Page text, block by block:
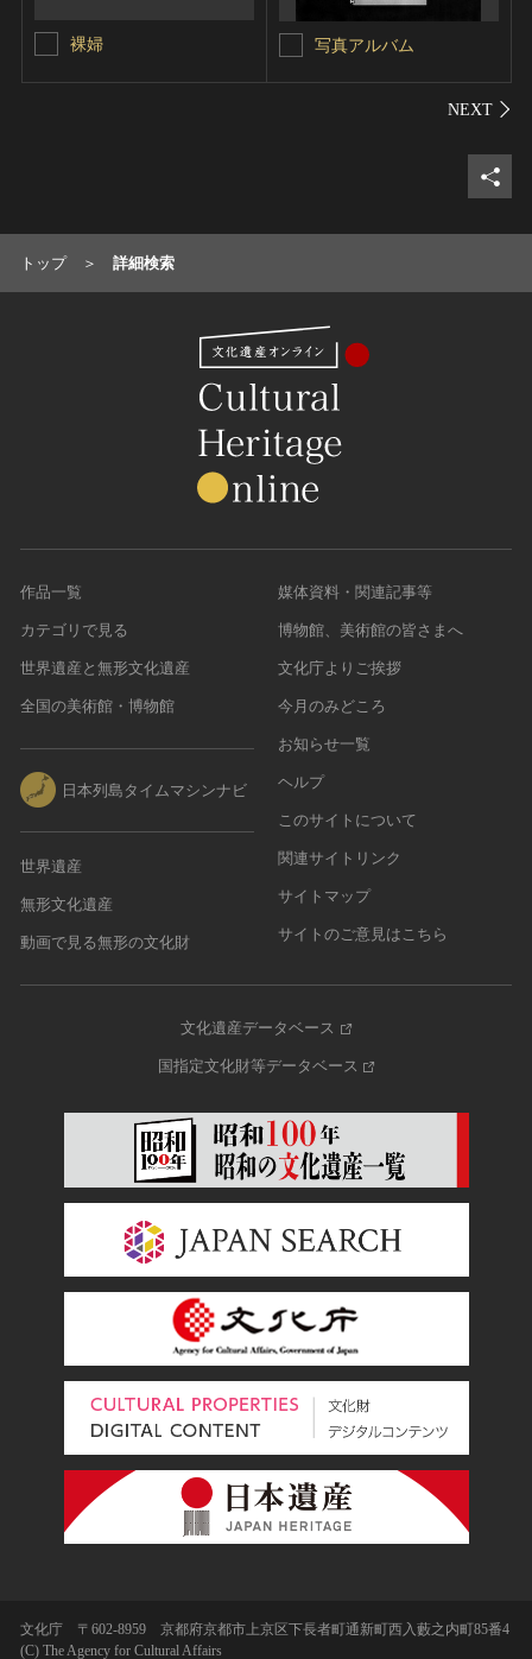
裸婦 写真アルバム
シェ
トップ 詳細検索
作品一覧
カテゴリで見る
世界遺産と無形文化遺産
全国の美術館・博物館
日本列島タイムマシンナビ
世界遺産
無形文化遺産
動画で見る無形の文化財
媒体資料・関連記事等
博物館、美術館の皆さまへ
文化庁よりご挨拶
今月のみどころ
お知らせ一覧
ヘルプ
このサイトについて
関連サイトリンク
サイトマップ
サイトのご意見はこちら
文化遺産データベース
国指定文化財等データベース
文化庁 〒602-8959 京都府京都市上京区下長者町通新町西入藪之内町85番4
(C) The Agency for Cultural Affairs